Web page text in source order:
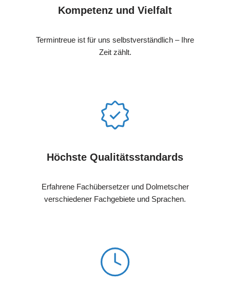
Kompetenz und Vielfalt
Termintreue ist für uns selbstverständlich – Ihre
Zeit zählt.
Höchste Qualitätsstandards
Erfahrene Fachübersetzer und Dolmetscher
verschiedener Fachgebiete und Sprachen.